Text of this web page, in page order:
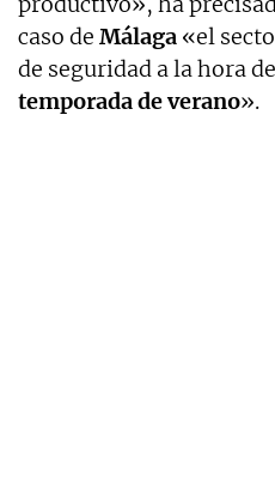
caso de Málaga «el
de seguridad a la hora
temporada de verano».